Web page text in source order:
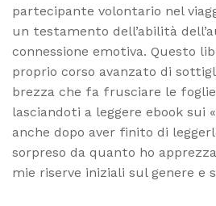
partecipante volontario nel
un testamento dell’abilità
connessione emotiva. Questo
proprio corso avanzato di
brezza che fa frusciare le
lasciandoti a leggere ebook sui
anche dopo aver finito di
sorpreso da quanto ho
mie riserve iniziali sul genere e